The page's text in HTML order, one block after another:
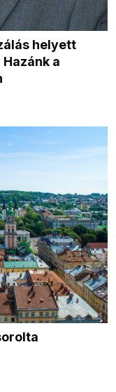
helyett
a